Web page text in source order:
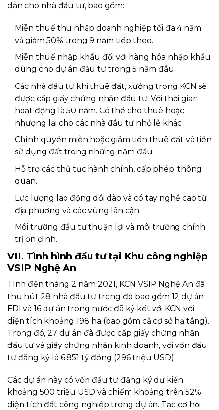
dẫn cho nhà đầu tư, bao gồm:
Miễn thuế thu nhập doanh nghiệp tối đa 4 năm
và giảm 50% trong 9 năm tiếp theo.
Miễn thuế nhập khẩu đối với hàng hóa nhập khẩu
dùng cho dự án đầu tư trong 5 năm đầu
Các nhà đầu tư khi thuê đất, xưởng trong KCN sẽ
được cấp giấy chứng nhận đầu tư. Với thời gian
hoạt động là 50 năm. Có thể cho thuê hoặc
nhượng lại cho các nhà đầu tư nhỏ lẻ khác
Chính quyền miễn hoặc giảm tiền thuê đất và tiền
sử dụng đất trong những năm đầu.
Hỗ trợ các thủ tục hành chính, cấp phép, thông
quan.
Lực lượng lao động dồi dào và có tay nghề cao từ
địa phương và các vùng lân cận.
Môi trường đầu tư thuận lợi và môi trường chính
trị ổn định.
VII. Tình hình đầu tư tại Khu công nghiệp
VSIP Nghệ An
Tính đến tháng 2 năm 2021, KCN VSIP Nghệ An đã
thu hút 28 nhà đầu tư trong đó bao gồm 12 dự án
FDI và 16 dự án trong nước đã ký kết với KCN với
diện tích khoảng 198 ha (bao gồm cả cơ sở hạ tầng).
Trong đó, 27 dự án đã được cấp giấy chứng nhận
đầu tư và giấy chứng nhận kinh doanh, với vốn đầu
tư đăng ký là 6.851 tỷ đồng (296 triệu USD).
Các dự án này có vốn đầu tư đăng ký dự kiến
khoảng 500 triệu USD và chiếm khoảng trên 52%
diện tích đất công nghiệp trong dự án. Tạo cơ hội